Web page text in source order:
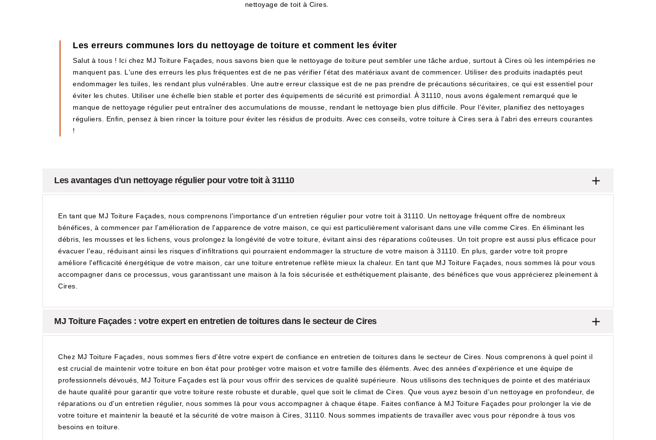
nettoyage de toit à Cires.
Les erreurs communes lors du nettoyage de toiture et comment les éviter
Salut à tous ! Ici chez MJ Toiture Façades, nous savons bien que le nettoyage de toiture peut sembler une tâche ardue, surtout à Cires où les intempéries ne
manquent pas. L'une des erreurs les plus fréquentes est de ne pas vérifier l'état des matériaux avant de commencer. Utiliser des produits inadaptés peut
endommager les tuiles, les rendant plus vulnérables. Une autre erreur classique est de ne pas prendre de précautions sécuritaires, ce qui est essentiel pour
éviter les chutes. Utiliser une échelle bien stable et porter des équipements de sécurité est primordial. À 31110, nous avons également remarqué que le
manque de nettoyage régulier peut entraîner des accumulations de mousse, rendant le nettoyage bien plus difficile. Pour l'éviter, planifiez des nettoyages
réguliers. Enfin, pensez à bien rincer la toiture pour éviter les résidus de produits. Avec ces conseils, votre toiture à Cires sera à l'abri des erreurs courantes
!
Les avantages d'un nettoyage régulier pour votre toit à 31110
En tant que MJ Toiture Façades, nous comprenons l'importance d'un entretien régulier pour votre toit à 31110. Un nettoyage fréquent offre de nombreux
bénéfices, à commencer par l'amélioration de l'apparence de votre maison, ce qui est particulièrement valorisant dans une ville comme Cires. En éliminant les
débris, les mousses et les lichens, vous prolongez la longévité de votre toiture, évitant ainsi des réparations coûteuses. Un toit propre est aussi plus efficace pour
évacuer l'eau, réduisant ainsi les risques d'infiltrations qui pourraient endommager la structure de votre maison à 31110. En plus, garder votre toit propre
améliore l'efficacité énergétique de votre maison, car une toiture entretenue reflète mieux la chaleur. En tant que MJ Toiture Façades, nous sommes là pour vous
accompagner dans ce processus, vous garantissant une maison à la fois sécurisée et esthétiquement plaisante, des bénéfices que vous apprécierez pleinement à
Cires.
MJ Toiture Façades : votre expert en entretien de toitures dans le secteur de Cires
Chez MJ Toiture Façades, nous sommes fiers d'être votre expert de confiance en entretien de toitures dans le secteur de Cires. Nous comprenons à quel point il
est crucial de maintenir votre toiture en bon état pour protéger votre maison et votre famille des éléments. Avec des années d'expérience et une équipe de
professionnels dévoués, MJ Toiture Façades est là pour vous offrir des services de qualité supérieure. Nous utilisons des techniques de pointe et des matériaux
de haute qualité pour garantir que votre toiture reste robuste et durable, quel que soit le climat de Cires. Que vous ayez besoin d'un nettoyage en profondeur, de
réparations ou d'un entretien régulier, nous sommes là pour vous accompagner à chaque étape. Faites confiance à MJ Toiture Façades pour prolonger la vie de
votre toiture et maintenir la beauté et la sécurité de votre maison à Cires, 31110. Nous sommes impatients de travailler avec vous pour répondre à tous vos
besoins en toiture.